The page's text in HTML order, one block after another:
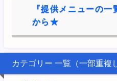
『提供メニューの
から★
カテゴリー 一覧（一部重複